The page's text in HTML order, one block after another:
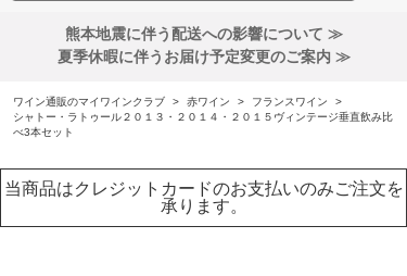
熊本地震に伴う配送への影響について ≫
夏季休暇に伴うお届け予定変更のご案内 ≫
ワイン通販のマイワインクラブ > 赤ワイン > フランスワイン
>
シャトー・ラトゥール２０１３・２０１４・２０１５ヴィンテージ垂直飲み比
べ3本セット
当商品はクレジットカードのお支払いのみご注文を
承ります。